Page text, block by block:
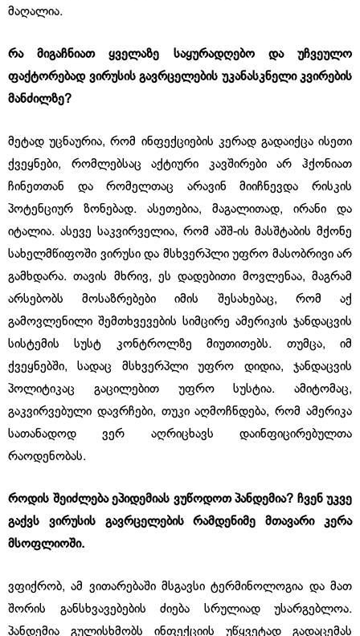
მაღალია.
რა მიგაჩნიათ ყველაზე საყურადღებო და უჩვეულო
ფაქტორებად ვირუსის გავრცელების უკანასკნელი კვირების
მანძილზე?
მეტად უცნაურია, რომ ინფექციების კერად გადაიქცა ისეთი
ქვეყნები, რომლებსაც აქტიური კავშირები არ ჰქონიათ
ჩინეთთან და რომელთაც არავინ მიიჩნევდა რისკის
პოტენციურ ზონებად. ასეთებია, მაგალითად, ირანი და
იტალია. ასევე საკვირველია, რომ აშშ-ის მასშტაბის მქონე
სახელმწიფოში ვირუსი და მსხვერპლი უფრო მასობრივი არ
გამხდარა. თავის მხრივ, ეს დადებითი მოვლენაა, მაგრამ
არსებობს მოსაზრებები იმის შესახებაც, რომ აქ
გამოვლენილი შემთხვევების სიმცირე ამერიკის ჯანდაცვის
სისტემის სუსტ კონტროლზე მიუთითებს. თუმცა, იმ
ქვეყნებში, სადაც მსხვერპლი უფრო დიდია, ჯანდაცვის
პოლიტიკაც გაცილებით უფრო სუსტია. ამიტომაც,
გაკვირვებული დავრჩები, თუკი აღმოჩნდება, რომ ამერიკა
სათანადოდ ვერ აღრიცხავს დაინფიცირებულთა
რაოდენობას.
როდის შეიძლება ეპიდემიას ვუწოდოთ პანდემია? ჩვენ უკვე
გაქვს ვირუსის გავრცელების რამდენიმე მთავარი კერა
მსოფლიოში.
ვფიქრობ, ამ ვითარებაში მსგავსი ტერმინოლოგია და მათ
შორის განსხვავებების ძიება სრულიად უსარგებლოა.
პანდემია გულისხმობს ინფექციის უწყვეტად გადაცემას